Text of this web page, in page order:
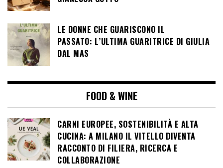
LE DONNE CHE GUARISCONO IL
PASSATO: L’ULTIMA GUARITRICE DI GIULIA
DAL MAS
FOOD & WINE
CARNI EUROPEE, SOSTENIBILITÀ E ALTA
CUCINA: A MILANO IL VITELLO DIVENTA
RACCONTO DI FILIERA, RICERCA E
COLLABORAZIONE